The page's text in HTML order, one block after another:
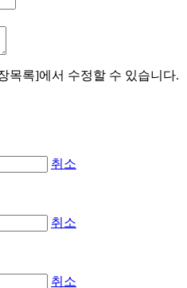
목록]에서 수정할 수 있습니다.
취소
취소
취소